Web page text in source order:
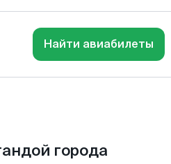
Найти авиабилеты
города